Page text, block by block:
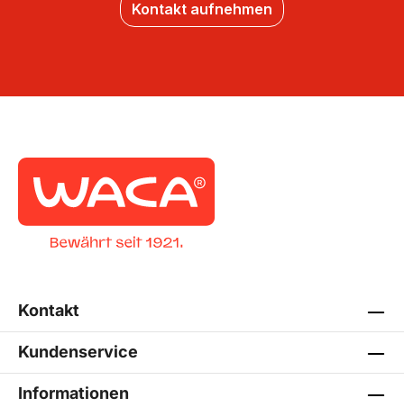
Kontakt aufnehmen
Kontakt
Kundenservice
Informationen